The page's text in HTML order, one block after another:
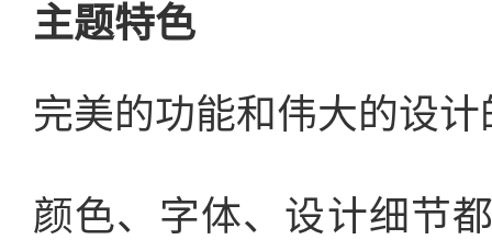
主题特色
完美的功能和伟大的设
颜色、字体、设计细节